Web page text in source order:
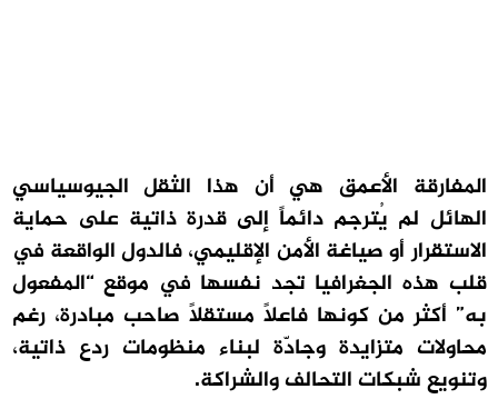
المفارقة الأعمق هي أن هذا الثقل الجيوسياسي
الهائل لم يُترجم دائماً إلى قدرة ذاتية على حماية
الاستقرار أو صياغة الأمن الإقليمي، فالدول الواقعة في
قلب هذه الجغرافيا تجد نفسها في موقع “المفعول
به” أكثر من كونها فاعلاً مستقلاً صاحب مبادرة، رغم
محاولات متزايدة وجادّة لبناء منظومات ردع ذاتية،
وتنويع شبكات التحالف والشراكة.